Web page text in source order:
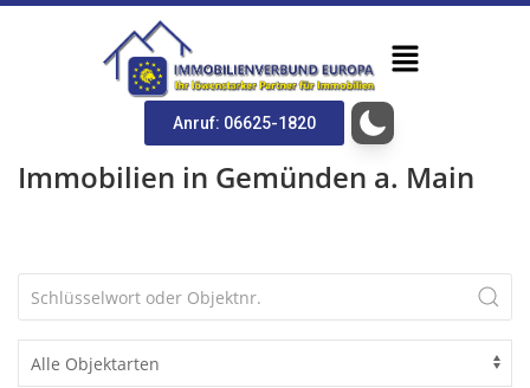
Anruf: 06625-1820
Immobilien in Gemünden a. Main